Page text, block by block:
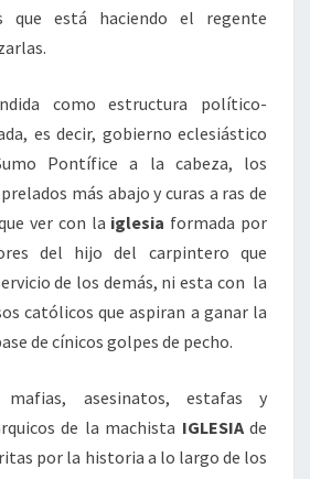
que está haciendo el regente
como estructura político-
es decir, gobierno eclesiástico
Pontífice a la cabeza, los
más abajo y curas a ras de
ver con la iglesia formada por
del hijo del carpintero que
de los demás, ni esta con la
católicos que aspiran a ganar la
de cínicos golpes de pecho.
mafias, asesinatos, estafas y
de la machista IGLESIAde
por la historia a lo largo de los